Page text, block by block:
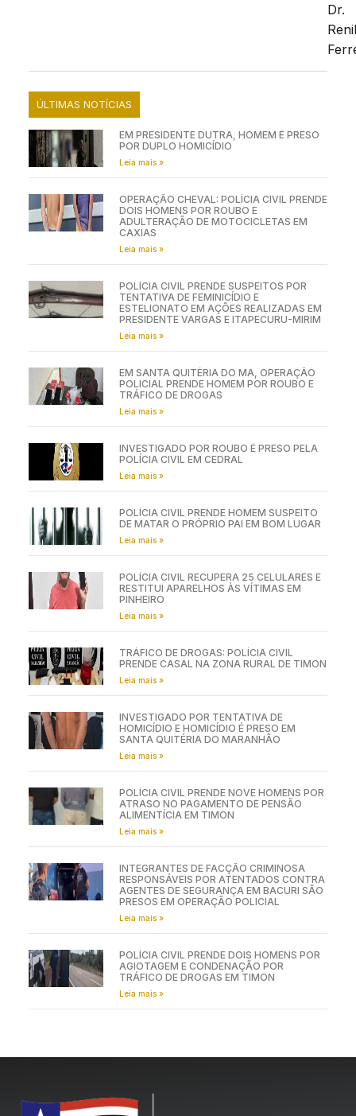
Dr.
ÚLTIMAS NOTÍCIAS
EM PRESIDENTE DUTRA, HOMEM É PRESO
POR DUPLO HOMICÍDIO
Leia mais »
OPERAÇÃO CHEVAL: POLÍCIA CIVIL PRENDE
DOIS HOMENS POR ROUBO E
ADULTERAÇÃO DE MOTOCICLETAS EM
CAXIAS
Leia mais »
POLÍCIA CIVIL PRENDE SUSPEITOS POR
TENTATIVA DE FEMINICÍDIO E
ESTELIONATO EM AÇÕES REALIZADAS EM
PRESIDENTE VARGAS E ITAPECURU-MIRIM
Leia mais »
EM SANTA QUITÉRIA DO MA, OPERAÇÃO
POLICIAL PRENDE HOMEM POR ROUBO E
TRÁFICO DE DROGAS
Leia mais »
INVESTIGADO POR ROUBO É PRESO PELA
POLÍCIA CIVIL EM CEDRAL
Leia mais »
POLÍCIA CIVIL PRENDE HOMEM SUSPEITO
DE MATAR O PRÓPRIO PAI EM BOM LUGAR
Leia mais »
POLÍCIA CIVIL RECUPERA 25 CELULARES E
RESTITUI APARELHOS ÀS VÍTIMAS EM
PINHEIRO
Leia mais »
TRÁFICO DE DROGAS: POLÍCIA CIVIL
PRENDE CASAL NA ZONA RURAL DE TIMON
Leia mais »
INVESTIGADO POR TENTATIVA DE
HOMICÍDIO E HOMICÍDIO É PRESO EM
SANTA QUITÉRIA DO MARANHÃO
Leia mais »
POLÍCIA CIVIL PRENDE NOVE HOMENS POR
ATRASO NO PAGAMENTO DE PENSÃO
ALIMENTÍCIA EM TIMON
Leia mais »
INTEGRANTES DE FACÇÃO CRIMINOSA
RESPONSÁVEIS POR ATENTADOS CONTRA
AGENTES DE SEGURANÇA EM BACURI SÃO
PRESOS EM OPERAÇÃO POLICIAL
Leia mais »
POLÍCIA CIVIL PRENDE DOIS HOMENS POR
AGIOTAGEM E CONDENAÇÃO POR
TRÁFICO DE DROGAS EM TIMON
Leia mais »